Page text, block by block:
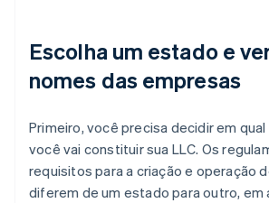
Escolha um estado e
nomes das empresas
Primeiro, você precisa decidir em
você vai constituir sua LLC. Os
requisitos para a criação e operação
diferem de um estado para outro, em